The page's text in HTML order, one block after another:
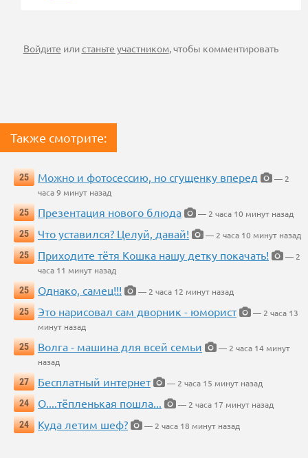
Войдите илистаньте участником, чтобы комментировать
Также смотрите:
25 Можно и фотосессию, но сгущенку вперед
— 2
часа 9 минут назад
25
Презентация нового блюда
— 2 часа 10 минут назад
25
Что уставился? Целуй, давай!
— 2 часа 10 минут назад
25
Приходите тётя Кошка нашу детку покачать!
— 2
часа 11 минут назад
25
Однако, самец!!!
— 2 часа 12 минут назад
25
Это нарисовал сам дворник - юморист
— 2 часа 13
минут назад
25
Волга - машина для всей семьи
— 2 часа 14 минут
назад
27
Бесплатный интернет
— 2 часа 15 минут назад
24
О....тёпленькая пошла...
— 2 часа 17 минут назад
24
Куда летим шеф? — 2 часа 18 минут назад